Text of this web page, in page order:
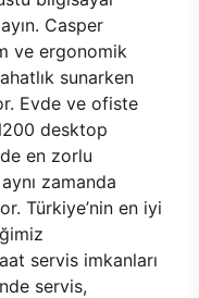
Casper
ve ergonomik
sunarken
Evde ve ofiste
desktop
en zorlu
zamanda
Türkiye’nin en iyi
servis imkanları
servis,